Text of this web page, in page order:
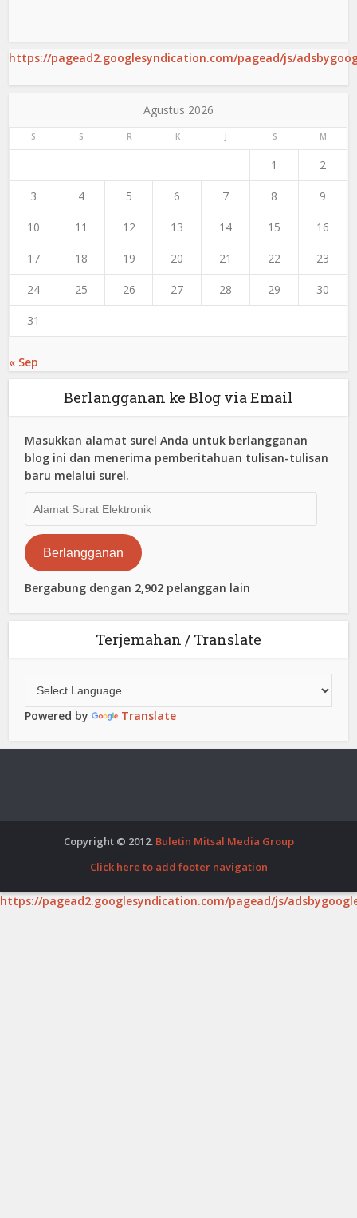
https://pagead2.googlesyndication.com/pagead/js/
Agustus 2026
S S R K J S M
1 2
3 4 5 6 7 8 9
10 11 12 13 14 15 16
17 18 19 20 21 22 23
24 25 26 27 28 29 30
31
« Sep
Berlangganan ke Blog via Email
Masukkan alamat surel Anda untuk berlangganan
blog ini dan menerima pemberitahuan tulisan-tulisan
baru melalui surel.
Surat
Elektronik
Berlangganan
Bergabung dengan 2,902 pelanggan lain
Terjemahan / Translate
Powered by Translate
Copyright © 2012. Buletin Mitsal Media Group
Click here to add footer navigation
https://pagead2.googlesyndication.com/pagead/js/